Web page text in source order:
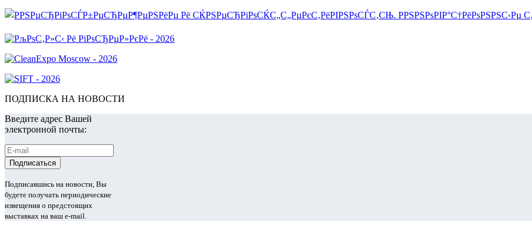
ПОДПИСКА НА НОВОСТИ
Введите адрес Вашей
электронной почты:
Подписавшись на новости, Вы
будете получать периодические
извещения о предстоящих
выставках на ваш e-mail.